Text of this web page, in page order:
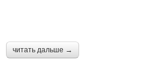
читать дальше →